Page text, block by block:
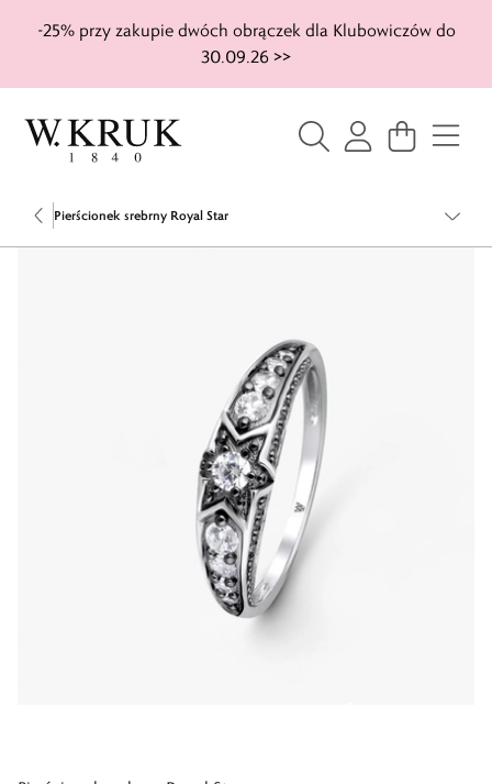
-25% przy zakupie dwóch obrączek dla Klubowiczów do
30.09.26 >>
Pierścionek srebrny Royal Star